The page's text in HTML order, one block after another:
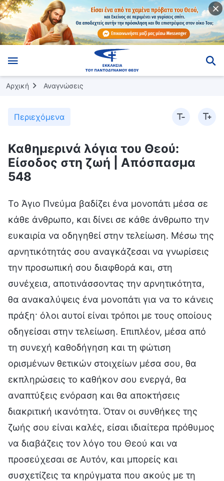
Αρχική Αναγνώσεις
Περιεχόμενα
Καθημερινά λόγια του Θεού:
Είσοδος στη ζωή | Απόσπασμα
548
Το Άγιο Πνεύμα βαδίζει ένα μονοπάτι μέσα σε
κάθε άνθρωπο, και δίνει σε κάθε άνθρωπο την
ευκαιρία να οδηγηθεί στην τελείωση. Μέσω της
αρνητικότητάς σου αναγκάζεσαι να γνωρίσεις
την προσωπική σου διαφθορά και, στη
συνέχεια, αποτινάσσοντας την αρνητικότητα,
θα ανακαλύψεις ένα μονοπάτι για να το κάνεις
πράξη· όλοι αυτοί είναι τρόποι με τους οποίους
οδηγείσαι στην τελείωση. Επιπλέον, μέσα από
τη συνεχή καθοδήγηση και τη φώτιση
ορισμένων θετικών στοιχείων μέσα σου, θα
εκπληρώσεις το καθήκον σου ενεργά, θα
αναπτύξεις ενόραση και θα αποκτήσεις
διακριτική ικανότητα. Όταν οι συνθήκες της
ζωής σου είναι καλές, είσαι ιδιαίτερα πρόθυμος
να διαβάζεις τον λόγο του Θεού και να
προσεύχεσαι σε Αυτόν, και μπορείς και
συσχετίζεις τα κηρύγματα που ακούς με τη